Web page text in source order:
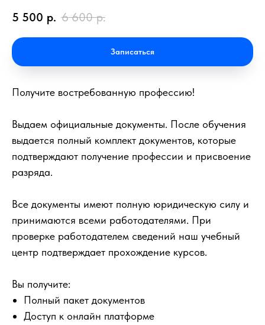
5 500 р. 6 600 р.
Записаться
Получите востребованную профессию!
Выдаем официальные документы. После обучения
выдается полный комплект документов, которые
подтверждают получение профессии и присвоение
разряда.
Все документы имеют полную юридическую силу и
принимаются всеми работодателями. При
проверке работодателем сведений наш учебный
центр подтверждает прохождение курсов.
Вы получите:
Полный пакет документов
Доступ к онлайн платформе